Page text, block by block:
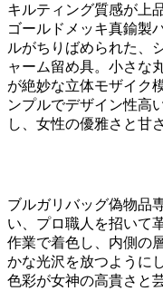
キルティング質感が上
ゴールドメッキ真鍮製
ルがちりばめられた、
ャーム留め具。小さな
が絶妙な立体モザイク
ンプルでデザイン性高
し、女性の優雅さと甘
ブルガリバッグ偽物品
い、プロ職人を招いて
作業で着色し、内側の
かな光沢を放つように
色彩が女神の高貴さと